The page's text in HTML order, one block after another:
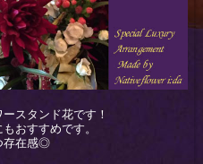
スタンド花です！
おすすめです。
存在感◎